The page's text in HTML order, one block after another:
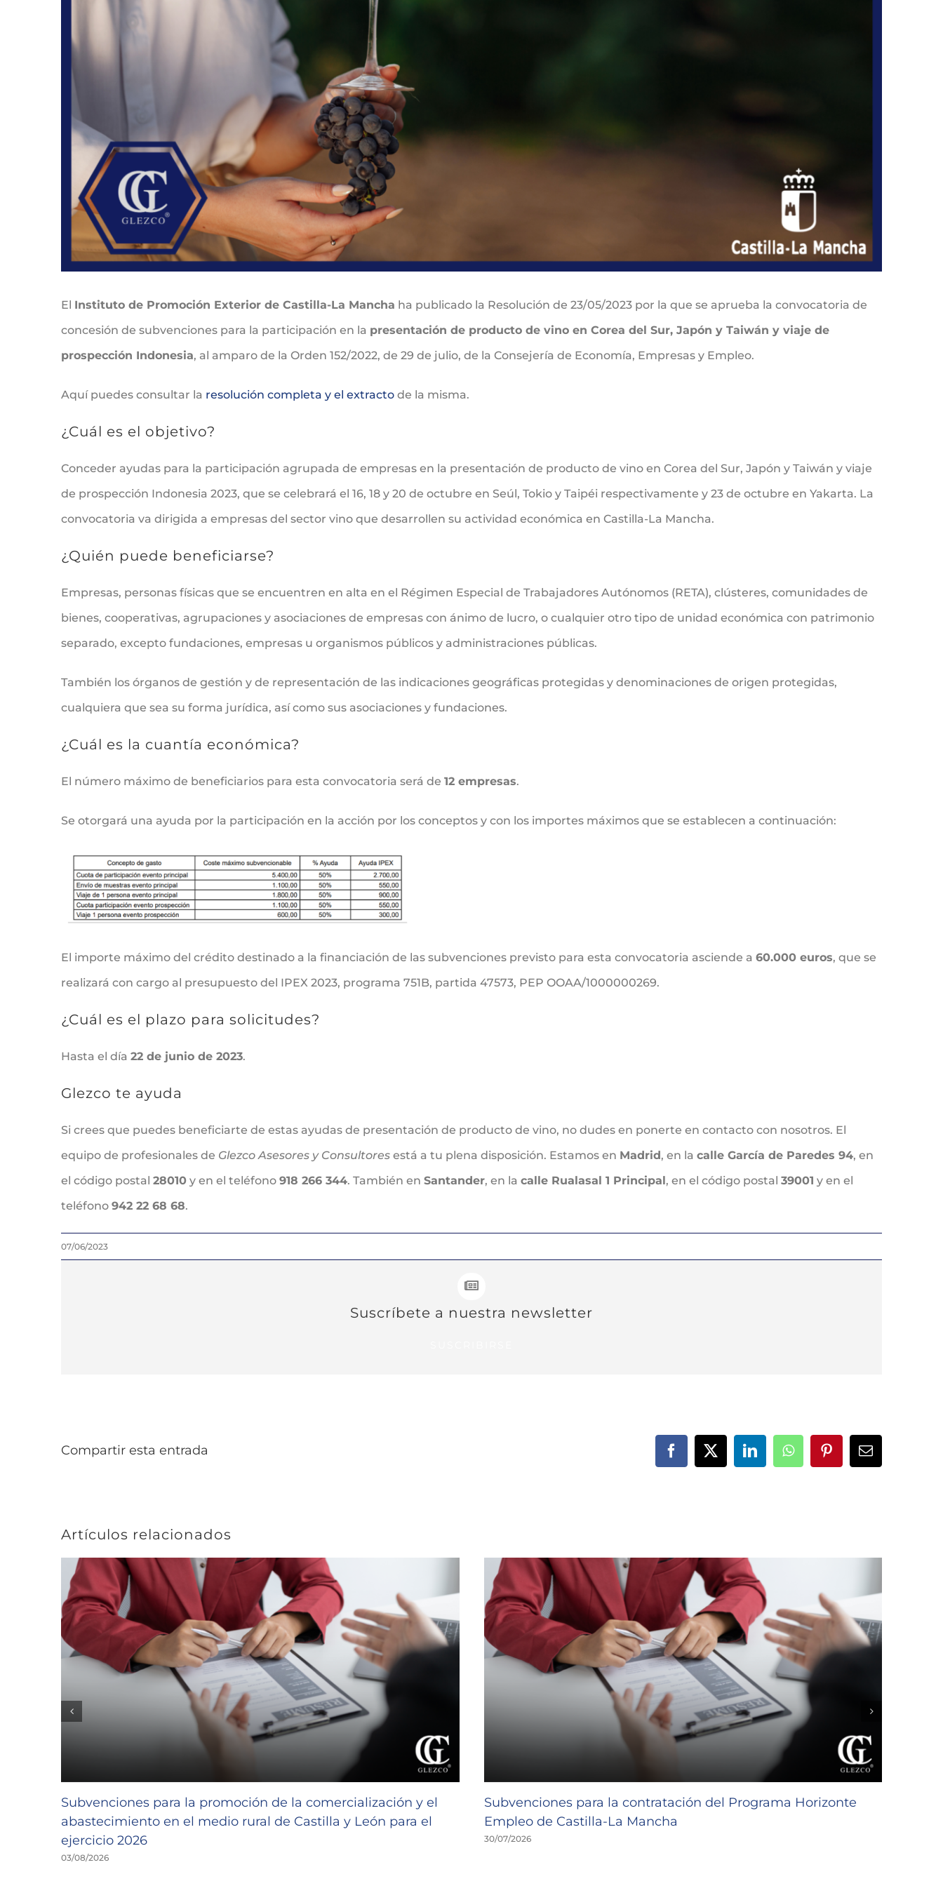
El Instituto de Promoción Exterior de Castilla-La Mancha ha publicado la Resolución de 23/05/2023 por la que se aprueba la convocatoria de
concesión de subvenciones para la participación en la presentación de producto de vino en Corea del Sur, Japón y Taiwán y viaje de
prospección Indonesia, al amparo de la Orden 152/2022, de 29 de julio, de la Consejería de Economía, Empresas y Empleo.
Aquí puedes consultar la resolución completa y el extracto de la misma.
¿Cuál es el objetivo?
Conceder ayudas para la participación agrupada de empresas en la presentación de producto de vino en Corea del Sur, Japón y Taiwán y viaje
de prospección Indonesia 2023, que se celebrará el 16, 18 y 20 de octubre en Seúl, Tokio y Taipéi respectivamente y 23 de octubre en Yakarta. La
convocatoria va dirigida a empresas del sector vino que desarrollen su actividad económica en Castilla-La Mancha.
¿Quién puede beneficiarse?
Empresas, personas físicas que se encuentren en alta en el Régimen Especial de Trabajadores Autónomos (RETA), clústeres, comunidades de
bienes, cooperativas, agrupaciones y asociaciones de empresas con ánimo de lucro, o cualquier otro tipo de unidad económica con patrimonio
separado, excepto fundaciones, empresas u organismos públicos y administraciones públicas.
También los órganos de gestión y de representación de las indicaciones geográficas protegidas y denominaciones de origen protegidas,
cualquiera que sea su forma jurídica, así como sus asociaciones y fundaciones.
¿Cuál es la cuantía económica?
El número máximo de beneficiarios para esta convocatoria será de 12 empresas.
Se otorgará una ayuda por la participación en la acción por los conceptos y con los importes máximos que se establecen a continuación:
El importe máximo del crédito destinado a la financiación de las subvenciones previsto para esta convocatoria asciende a 60.000 euros, que se
realizará con cargo al presupuesto del IPEX 2023, programa 751B, partida 47573, PEP OOAA/1000000269.
¿Cuál es el plazo para solicitudes?
Hasta el día 22 de junio de 2023.
Glezco te ayuda
Si crees que puedes beneficiarte de estas ayudas de presentación de producto de vino, no dudes en ponerte en contacto con nosotros. El
equipo de profesionales de Glezco Asesores y Consultores está a tu plena disposición. Estamos en Madrid, en la calle García de Paredes 94, en
el código postal 28010 y en el teléfono 918 266 344. También en Santander, en la calle Rualasal 1 Principal, en el código postal 39001 y en el
teléfono 942 22 68 68.
07/06/2023
Suscríbete a nuestra newsletter
Compartir esta entrada Facebook
X LinkedInWhatsAppPinterestCorreo
electrónico
Artículos relacionados
Subvenciones para la promoción de la comercialización y el
abastecimiento en el medio rural de Castilla y León para el
ejercicio 2026
03/08/2026
Subvenciones para la contratación del Programa Horizonte
Empleo de Castilla-La Mancha
30/07/2026